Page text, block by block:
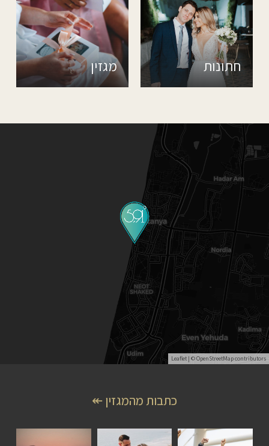
חתונות מגזין
Leaflet | ©OpenStreetMapcontributors
כתבות מהמגזין ↞